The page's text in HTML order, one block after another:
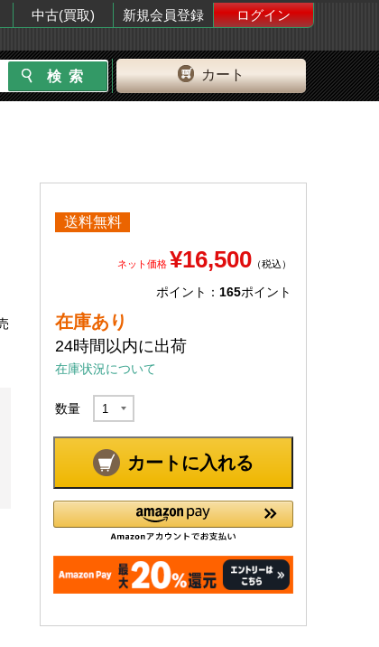
中古(買取) 新規会員登録
ログイン
カート
送料無料
ネット価格 ¥16,500 （税込）
ポイント： 165ポイント
在庫あり
24時間以内に出荷
在庫状況について
数量
カートに入れる